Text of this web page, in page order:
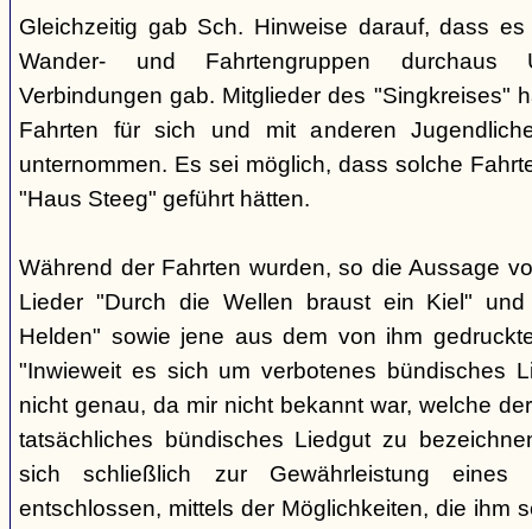
Gleichzeitig gab Sch. Hinweise darauf, dass
Wander- und Fahrtengruppen durchaus
Verbindungen gab. Mitglieder des "Singkreises"
Fahrten für sich und mit anderen
unternommen. Es sei möglich, dass solche
"Haus Steeg" geführt hätten.
Während der Fahrten wurden, so die Aussage
Lieder "Durch die Wellen braust ein Kiel"
Helden" sowie jene aus dem von ihm
"Inwieweit es sich um verbotenes bündisches
nicht genau, da mir nicht bekannt war, welche
tatsächliches bündisches Liedgut zu
sich schließlich zur Gewährleistung eines
entschlossen, mittels der Möglichkeiten, die ihm